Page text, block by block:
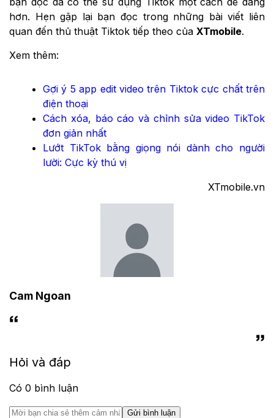
hơn. Hẹn gặp lại bạn đọc trong những bài viết liên
quan đến thủ thuật Tiktok tiếp theo của XTmobile.
Xem thêm:
Gợi ý 5 app edit video trên Tiktok cực chất trên
điện thoại
Cách xóa, báo cáo và chỉnh sửa video TikTok
đơn giản nhất
Lướt TikTok bằng giọng nói dành cho người
lười: Cực kỳ thú vị
XTmobile.vn
Cam Ngoan
Hỏi và đáp
Có 0 bình luận
Gửi bình luận